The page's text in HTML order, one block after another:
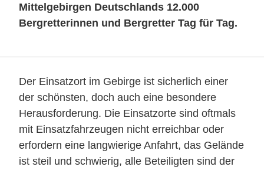
Mittelgebirgen Deutschlands 12.000
Bergretterinnen und Bergretter Tag für Tag.
Der Einsatzort im Gebirge ist sicherlich einer
der schönsten, doch auch eine besondere
Herausforderung. Die Einsatzorte sind oftmals
mit Einsatzfahrzeugen nicht erreichbar oder
erfordern eine langwierige Anfahrt, das Gelände
ist steil und schwierig, alle Beteiligten sind der